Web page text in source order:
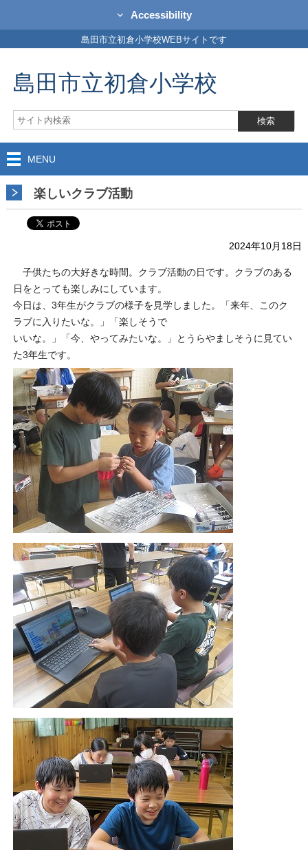
Accessibility
島田市立初倉小学校WEBサイトです
島田市立初倉小学校
MENU
楽しいクラブ活動
2024年10月18日
子供たちの大好きな時間。クラブ活動の日です。クラブのある
日をとっても楽しみにしています。
今日は、3年生がクラブの様子を見学しました。「来年、このク
ラブに入りたいな。」「楽しそうで
いいな。」「今、やってみたいな。」とうらやましそうに見てい
た3年生です。